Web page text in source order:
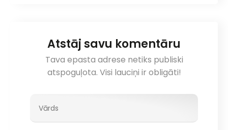
Atstāj savu komentāru
Tava epasta adrese netiks publiski
atspoguļota. Visi lauciņi ir obligāti!